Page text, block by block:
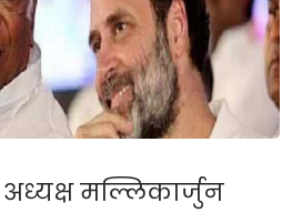
मल्लिकार्जुन